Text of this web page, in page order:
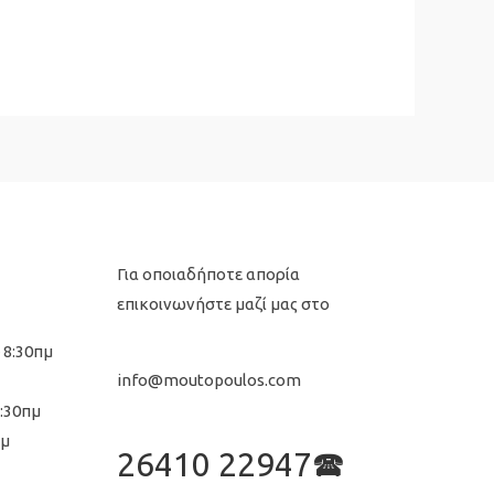
Για οποιαδήποτε απορία
επικοινωνήστε μαζί μας στο
info@moutopoulos.com
26410 22947🕿